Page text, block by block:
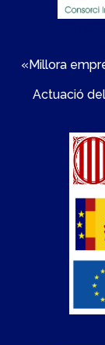
«Millora
Actuació